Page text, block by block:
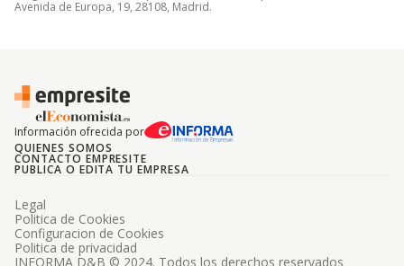
Avenida de Europa, 19, 28108, Madrid.
Información ofrecida por
QUIENES SOMOS
CONTACTO EMPRESITE
PUBLICA O EDITA TU EMPRESA
INFORMA D&B © 2024. Todos los derechos reservados
Legal
Politica de Cookies
Configuracion de Cookies
Politica de privacidad